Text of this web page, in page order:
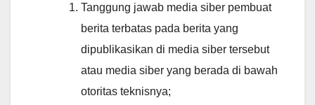
Tanggung jawab media siber pembuat
berita terbatas pada berita yang
dipublikasikan di media siber tersebut
atau media siber yang berada di bawah
otoritas teknisnya;